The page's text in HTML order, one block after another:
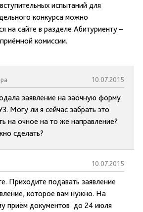
испытаний для
конкурса можно
на сайте в разделе Абитуриенту –
комиссии.
10.07.2015
заявление на заочную форму
Могу ли я сейчас забрать это
на очное на то же направление?
сделать?
10.07.2015
Приходите подавать заявление
которое вам нужно. На
приём документов до 24 июля